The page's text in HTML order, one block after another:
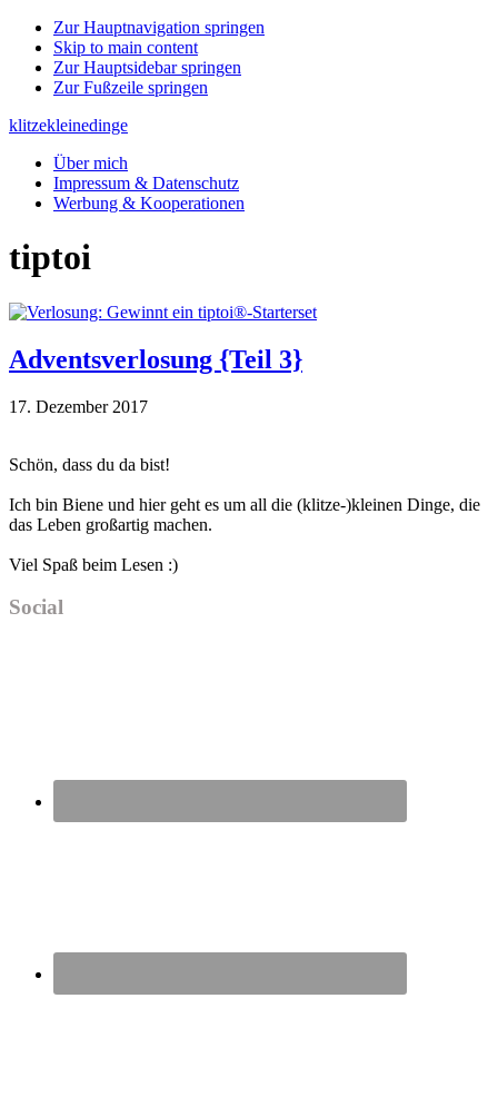
Zur Hauptnavigation springen
Skip to main content
Zur Hauptsidebar springen
Zur Fußzeile springen
klitzekleinedinge
Über mich
Impressum & Datenschutz
Werbung & Kooperationen
tiptoi
Adventsverlosung {Teil 3}
17. Dezember 2017
Sidebar
Schön, dass du da bist!
Ich bin Biene und hier geht es um all die (klitze-)kleinen Dinge, die
das Leben großartig machen.
Viel Spaß beim Lesen :)
Social